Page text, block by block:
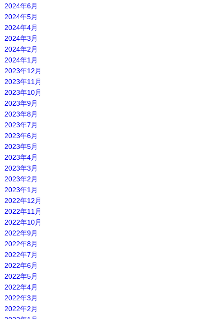
2024年6月
2024年5月
2024年4月
2024年3月
2024年2月
2024年1月
2023年12月
2023年11月
2023年10月
2023年9月
2023年8月
2023年7月
2023年6月
2023年5月
2023年4月
2023年3月
2023年2月
2023年1月
2022年12月
2022年11月
2022年10月
2022年9月
2022年8月
2022年7月
2022年6月
2022年5月
2022年4月
2022年3月
2022年2月